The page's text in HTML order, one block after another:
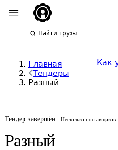
Найти грузы
Главная
Тендеры
Разный
Как
Тендер завершён Несколько поставщиков
Разный